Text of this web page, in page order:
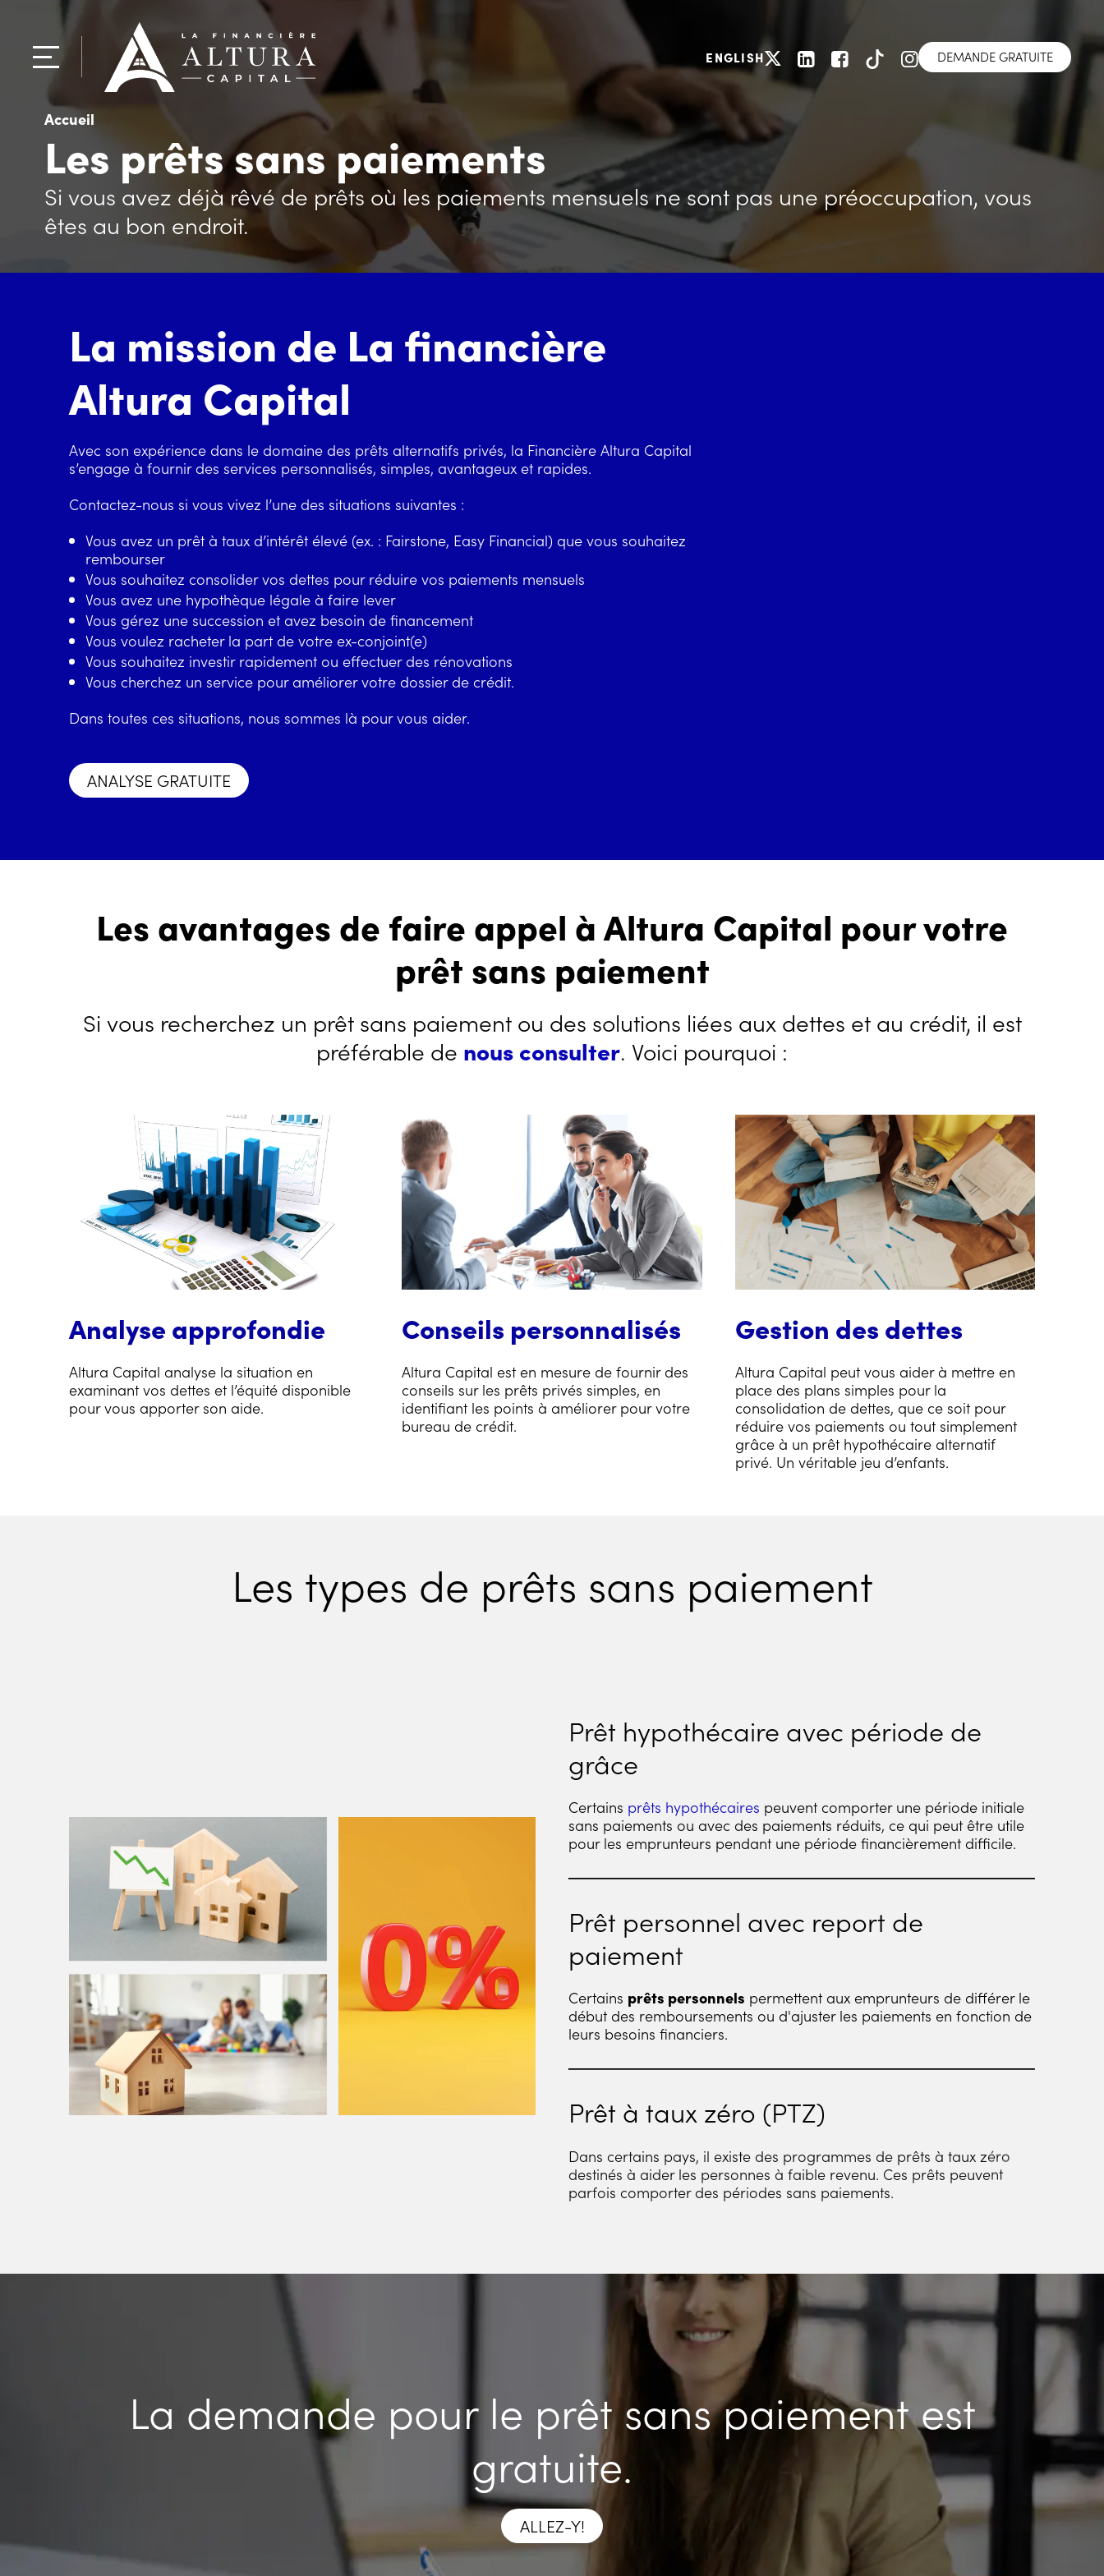
ENGLISH DEMANDE GRATUITE
Accueil
Les prêts sans paiements
Si vous avez déjà rêvé de prêts où les paiements mensuels ne sont pas une préoccupation, vous
êtes au bon endroit.
La mission de La financière
Altura Capital
Avec son expérience dans le domaine des prêts alternatifs privés, la Financière Altura Capital
s’engage à fournir des services personnalisés, simples, avantageux et rapides.
Contactez-nous si vous vivez l’une des situations suivantes :
Vous avez un prêt à taux d’intérêt élevé (ex. : Fairstone, Easy Financial) que vous souhaitez
rembourser
Vous souhaitez consolider vos dettes pour réduire vos paiements mensuels
Vous avez une hypothèque légale à faire lever
Vous gérez une succession et avez besoin de financement
Vous voulez racheter la part de votre ex-conjoint(e)
Vous souhaitez investir rapidement ou effectuer des rénovations
Vous cherchez un service pour améliorer votre dossier de crédit.
Dans toutes ces situations, nous sommes là pour vous aider.
ANALYSE GRATUITE
Les avantages de faire appel à Altura Capital pour votre
prêt sans paiement
Si vous recherchez un prêt sans paiement ou des solutions liées aux dettes et au crédit, il est
préférable de nous consulter. Voici pourquoi :
Analyse approfondie
Altura Capital analyse la situation en
examinant vos dettes et l’équité disponible
pour vous apporter son aide.
Conseils personnalisés
Altura Capital est en mesure de fournir des
conseils sur les prêts privés simples, en
identifiant les points à améliorer pour votre
bureau de crédit.
Gestion des dettes
Altura Capital peut vous aider à mettre en
place des plans simples pour la
consolidation de dettes, que ce soit pour
réduire vos paiements ou tout simplement
grâce à un prêt hypothécaire alternatif
privé. Un véritable jeu d’enfants.
Les types de prêts sans paiement
Prêt hypothécaire avec période de
grâce
Certains prêts hypothécaires peuvent comporter une période initiale
sans paiements ou avec des paiements réduits, ce qui peut être utile
pour les emprunteurs pendant une période financièrement difficile.
Prêt personnel avec report de
paiement
Certains prêts personnels permettent aux emprunteurs de différer le
début des remboursements ou d'ajuster les paiements en fonction de
leurs besoins financiers.
Prêt à taux zéro (PTZ)
Dans certains pays, il existe des programmes de prêts à taux zéro
destinés à aider les personnes à faible revenu. Ces prêts peuvent
parfois comporter des périodes sans paiements.
La demande pour le prêt sans paiement est
gratuite.
ALLEZ-Y!